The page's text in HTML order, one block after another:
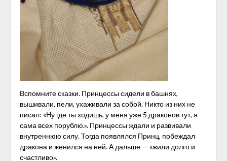
Вспомните сказки. Принцессы сидели в башнях,
вышивали, пели, ухаживали за собой. Никто из них не
писал: «Ну где ты ходишь, у меня уже 5 драконов тут, я
сама всех порублю.». Принцессы ждали и развивали
внутреннюю силу. Тогда появлялся Принц, побеждал
дракона и женился на ней. А дальше — «жили долго и
счастливо».